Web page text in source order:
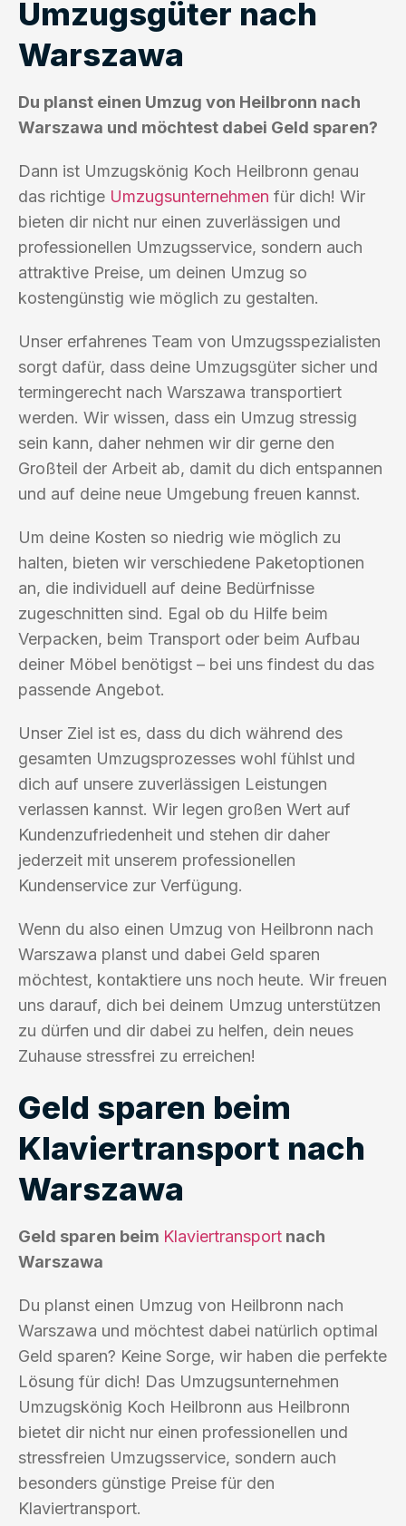
Umzugsgüter nach
Warszawa
Du planst einen Umzug von Heilbronn nach
Warszawa und möchtest dabei Geld sparen?
Dann ist Umzugskönig Koch Heilbronn genau
das richtige Umzugsunternehmen für dich! Wir
bieten dir nicht nur einen zuverlässigen und
professionellen Umzugsservice, sondern auch
attraktive Preise, um deinen Umzug so
kostengünstig wie möglich zu gestalten.
Unser erfahrenes Team von Umzugsspezialisten
sorgt dafür, dass deine Umzugsgüter sicher und
termingerecht nach Warszawa transportiert
werden. Wir wissen, dass ein Umzug stressig
sein kann, daher nehmen wir dir gerne den
Großteil der Arbeit ab, damit du dich entspannen
und auf deine neue Umgebung freuen kannst.
Um deine Kosten so niedrig wie möglich zu
halten, bieten wir verschiedene Paketoptionen
an, die individuell auf deine Bedürfnisse
zugeschnitten sind. Egal ob du Hilfe beim
Verpacken, beim Transport oder beim Aufbau
deiner Möbel benötigst – bei uns findest du das
passende Angebot.
Unser Ziel ist es, dass du dich während des
gesamten Umzugsprozesses wohl fühlst und
dich auf unsere zuverlässigen Leistungen
verlassen kannst. Wir legen großen Wert auf
Kundenzufriedenheit und stehen dir daher
jederzeit mit unserem professionellen
Kundenservice zur Verfügung.
Wenn du also einen Umzug von Heilbronn nach
Warszawa planst und dabei Geld sparen
möchtest, kontaktiere uns noch heute. Wir freuen
uns darauf, dich bei deinem Umzug unterstützen
zu dürfen und dir dabei zu helfen, dein neues
Zuhause stressfrei zu erreichen!
Geld sparen beim
Klaviertransport nach
Warszawa
Geld sparen beim Klaviertransport nach
Warszawa
Du planst einen Umzug von Heilbronn nach
Warszawa und möchtest dabei natürlich optimal
Geld sparen? Keine Sorge, wir haben die perfekte
Lösung für dich! Das Umzugsunternehmen
Umzugskönig Koch Heilbronn aus Heilbronn
bietet dir nicht nur einen professionellen und
stressfreien Umzugsservice, sondern auch
besonders günstige Preise für den
Klaviertransport.